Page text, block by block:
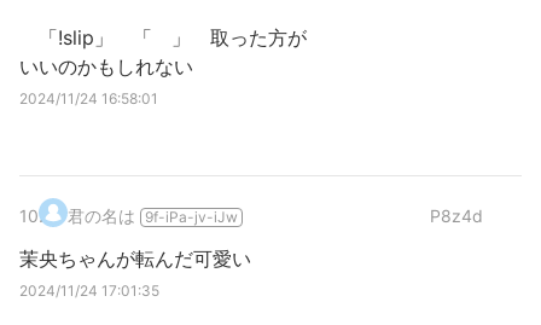
「!slip」 「 」 取った方が
いいのかもしれない
2024/11/24 16:58:01
10. 君の名は 9f-iPa-jv-iJw P8z4d
茉央ちゃんが転んだ可愛い
2024/11/24 17:01:35